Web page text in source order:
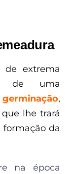
de extrema
de uma
germinação,
lhe trará
formação da
na época